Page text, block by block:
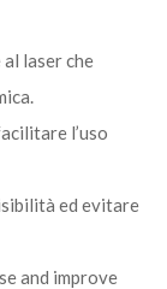
laser che
l’uso
ed evitare
and improve